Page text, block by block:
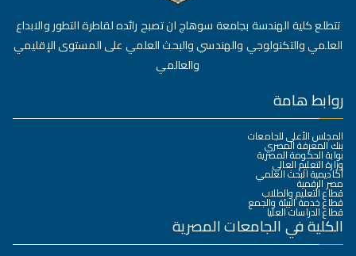
تتطلع كلية الهندسة بجامعة سوهاج ان تصبح رائده لقاطرة التطور والابداع
العلمي والتكنولوجي والهندسي والبحث العلمي على المستوى الإقليمي
والعالمي
روابط هامة
المجلس الأعلى للجامعات
بنك المعرفة المصري
بوابة الحكومة المصرية
وزارة التعليم العالي
أكاديمية البحث العلمي
مصر الرقمية
قطاع التعليم والطلاب
قطاع خدمة البيئة والجمع
قطاع الدراسات العليا
الكلية في الجامعات المصرية